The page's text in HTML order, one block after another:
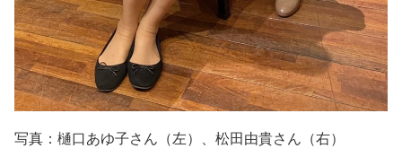
写真：樋口あゆ子さん（左）、松田由貴さん（右）